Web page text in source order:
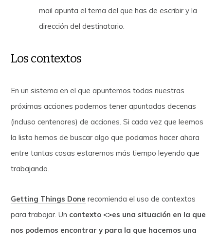
mail apunta el tema del que has de escribir y la
dirección del destinatario.
Los contextos
En un sistema en el que apuntemos todas nuestras
próximas acciones podemos tener apuntadas decenas
(incluso centenares) de acciones. Si cada vez que leemos
la lista hemos de buscar algo que podamos hacer ahora
entre tantas cosas estaremos más tiempo leyendo que
trabajando.
Getting Things Done recomienda el uso de contextos
para trabajar. Un contexto <>es una situación en la que
nos podemos encontrar y para la que hacemos una